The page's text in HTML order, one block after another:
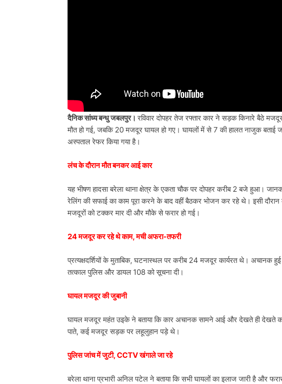
दैनिक सांध्य बन्धु जबलपुर।रविवार दोपहर तेज रफ्तार कार ने सड़क किनारे बैठे
मौत हो गई, जबकि 20 मजदूर घायल हो गए। घायलों में से 7 की हालत नाजुक
अस्पताल रेफर किया गया है।
लंच के दौरान मौत बनकर आई कार
यह भीषण हादसा बरेला थाना क्षेत्र के एकता चौक पर दोपहर करीब 2 बजे हुआ।
रेलिंग की सफाई का काम पूरा करने के बाद वहीं बैठकर भोजन कर रहे थे। इसी
मजदूरों को टक्कर मार दी और मौके से फरार हो गई।
24 मजदूर कर रहे थे काम, मची अफरा-तफरी
प्रत्यक्षदर्शियों के मुताबिक, घटनास्थल पर करीब 24 मजदूर कार्यरत थे। अचानक
तत्काल पुलिस और डायल 108 को सूचना दी।
घायल मजदूर की जुबानी
घायल मजदूर महंत उइके ने बताया कि कार अचानक सामने आई और देखते ही
पाते, कई मजदूर सड़क पर लहूलुहान पड़े थे।
पुलिस जांच में जुटी, CCTV खंगाले जा रहे
बरेला थाना प्रभारी अनिल पटेल ने बताया कि सभी घायलों का इलाज जारी है और